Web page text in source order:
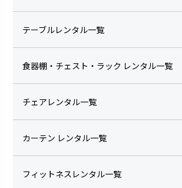
テーブルレンタル一覧
食器棚・チェスト・ラック レンタル一覧
チェアレンタル一覧
カーテン レンタル一覧
フィットネスレンタル一覧